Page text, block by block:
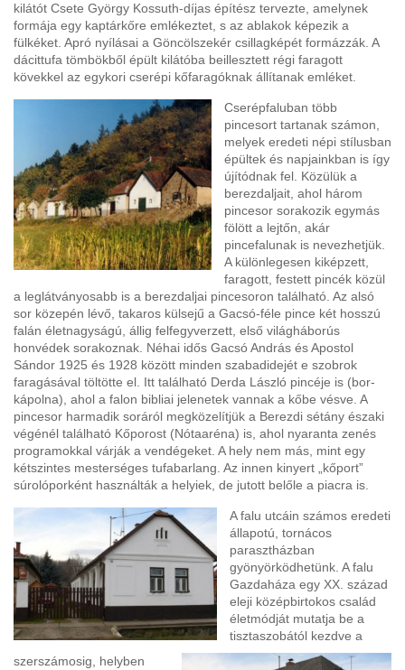
kilátót Csete György Kossuth-díjas építész tervezte, amelynek
formája egy kaptárkőre emlékeztet, s az ablakok képezik a
fülkéket. Apró nyílásai a Göncölszekér csillagképét formázzák. A
dácittufa tömbökből épült kilátóba beillesztett régi faragott
kövekkel az egykori cserépi kőfaragóknak állítanak emléket.
Cserépfaluban több
pincesort tartanak számon,
melyek eredeti népi stílusban
épültek és napjainkban is így
újítódnak fel. Közülük a
berezdaljait, ahol három
pincesor sorakozik egymás
fölött a lejtőn, akár
pincefalunak is nevezhetjük.
A különlegesen kiképzett,
faragott, festett pincék közül
a leglátványosabb is a berezdaljai pincesoron található. Az alsó
sor közepén lévő, takaros külsejű a Gacsó-féle pince két hosszú
falán életnagyságú, állig felfegyverzett, első világháborús
honvédek sorakoznak. Néhai idős Gacsó András és Apostol
Sándor 1925 és 1928 között minden szabadidejét e szobrok
faragásával töltötte el. Itt található Derda László pincéje is (bor-
kápolna), ahol a falon bibliai jelenetek vannak a kőbe vésve. A
pincesor harmadik soráról megközelítjük a Berezdi sétány északi
végénél található Kőporost (Nótaaréna) is, ahol nyaranta zenés
programokkal várják a vendégeket. A hely nem más, mint egy
kétszintes mesterséges tufabarlang. Az innen kinyert „kőport”
súrolóporként használták a helyiek, de jutott belőle a piacra is.
A falu utcáin számos eredeti
állapotú, tornácos
parasztházban
gyönyörködhetünk. A falu
Gazdaháza egy XX. század
eleji középbirtokos család
életmódját mutatja be a
tisztaszobától kezdve a
szerszámosig, helyben